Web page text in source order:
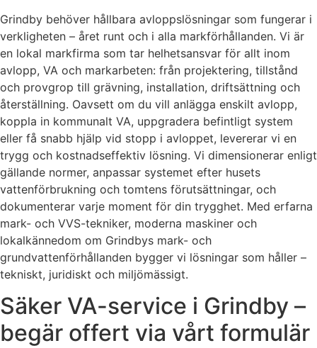
Grindby behöver hållbara avloppslösningar som fungerar i
verkligheten – året runt och i alla markförhållanden. Vi är
en lokal markfirma som tar helhetsansvar för allt inom
avlopp, VA och markarbeten: från projektering, tillstånd
och provgrop till grävning, installation, driftsättning och
återställning. Oavsett om du vill anlägga enskilt avlopp,
koppla in kommunalt VA, uppgradera befintligt system
eller få snabb hjälp vid stopp i avloppet, levererar vi en
trygg och kostnadseffektiv lösning. Vi dimensionerar enligt
gällande normer, anpassar systemet efter husets
vattenförbrukning och tomtens förutsättningar, och
dokumenterar varje moment för din trygghet. Med erfarna
mark- och VVS-tekniker, moderna maskiner och
lokalkännedom om Grindbys mark- och
grundvattenförhållanden bygger vi lösningar som håller –
tekniskt, juridiskt och miljömässigt.
Säker VA-service i Grindby –
begär offert via vårt formulär